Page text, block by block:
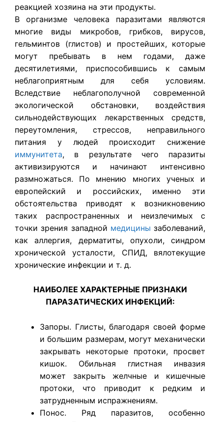
реакцией хозяина на эти продукты.
В организме человека паразитами являются
многие виды микробов, грибков, вирусов,
гельминтов (глистов) и простейших, которые
могут пребывать в нем годами, даже
десятилетиями, приспособившись к самым
неблагоприятным для себя условиям.
Вследствие неблагополучной современной
экологической обстановки, воздействия
сильнодействующих лекарственных средств,
переутомления, стрессов, неправильного
питания у людей происходит снижение
иммунитета, в результате чего паразиты
активизируются и начинают интенсивно
размножаться. По мнению многих ученых и
европейский и российских, именно эти
обстоятельства приводят к возникновению
таких распространенных и неизлечимых с
точки зрения западной медицины заболеваний,
как аллергия, дерматиты, опухоли, синдром
хронической усталости, СПИД, вялотекущие
хронические инфекции и т. д.
НАИБОЛЕЕ ХАРАКТЕРНЫЕ ПРИЗНАКИ
ПАРАЗАТИЧЕСКИХ ИНФЕКЦИЙ:
Запоры. Глисты, благодаря своей форме
и большим размерам, могут механически
закрывать некоторые протоки, просвет
кишок. Обильная глистная инвазия
может закрыть желчные и кишечные
протоки, что приводит к редким и
затрудненным испражнениям.
Понос. Ряд паразитов, особенно